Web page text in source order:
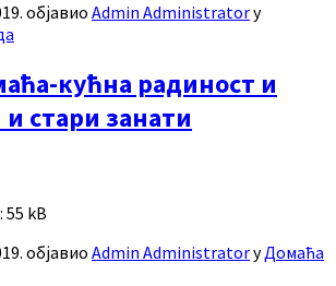
објавио Admin Administratorу
кућна радиност и
стари занати
55 kB
објавио Admin AdministratorуДомаћа